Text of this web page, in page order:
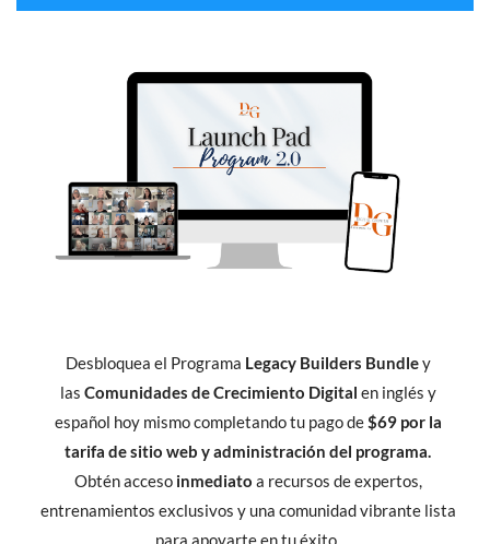
Desbloquea el Programa Legacy Builders Bundley
las Comunidades de Crecimiento Digital en inglés y
español hoy mismo completando tu pago de$69 por la
tarifa de sitio web y administración del programa.
Obtén acceso inmediato a recursos de expertos,
entrenamientos exclusivos y una comunidad vibrante lista
para apoyarte en tu éxito.